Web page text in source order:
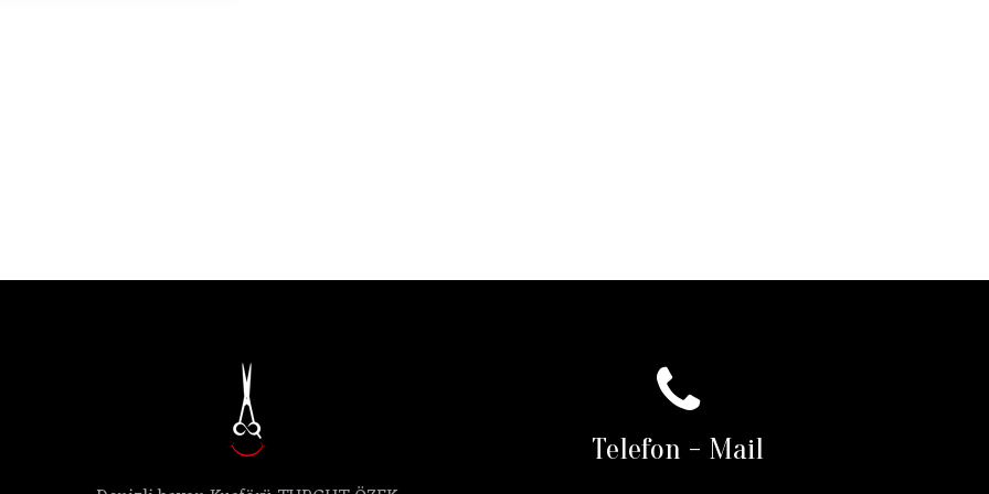
Telefon - Mail